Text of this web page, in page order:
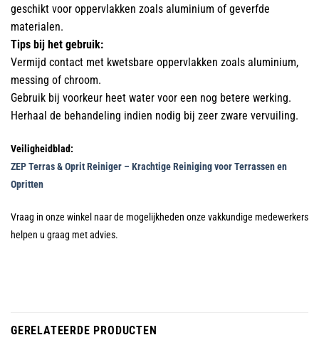
geschikt voor oppervlakken zoals aluminium of geverfde
materialen.
Tips bij het gebruik:
Vermijd contact met kwetsbare oppervlakken zoals aluminium,
messing of chroom.
Gebruik bij voorkeur heet water voor een nog betere werking.
Herhaal de behandeling indien nodig bij zeer zware vervuiling.
Veiligheidblad:
ZEP Terras & Oprit Reiniger – Krachtige Reiniging voor Terrassen en
Opritten
Vraag in onze winkel naar de mogelijkheden onze vakkundige medewerkers
helpen u graag met advies.
GERELATEERDE PRODUCTEN